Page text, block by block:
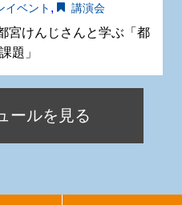
イベント , 講演会
宮けんじさんと学ぶ「都
題」
ールを見る